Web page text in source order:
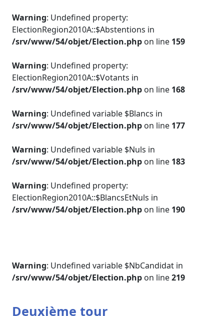
Warning: Undefined property:
ElectionRegion2010A::$Abstentions in
/srv/www/54/objet/Election.php on line 159
Warning: Undefined property:
ElectionRegion2010A::$Votants in
/srv/www/54/objet/Election.php on line 168
Warning: Undefined variable $Blancs in
/srv/www/54/objet/Election.php on line 177
Warning: Undefined variable $Nuls in
/srv/www/54/objet/Election.php on line 183
Warning: Undefined property:
ElectionRegion2010A::$BlancsEtNuls in
/srv/www/54/objet/Election.php on line 190
Warning: Undefined variable $NbCandidat in
/srv/www/54/objet/Election.php on line219
Deuxième tour